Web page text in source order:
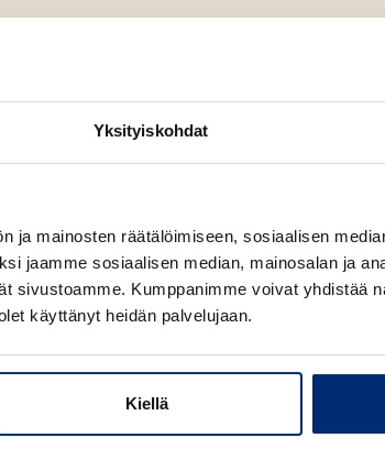
Yksityiskohdat
ja mainosten räätälöimiseen, sosiaalisen
jaamme sosiaalisen median, mainosalan ja
sivustoamme. Kumppanimme voivat yhdistää
käyttänyt heidän palvelujaan.
Kiellä
Lue näyte (pdf)
u
a
u
t
e
n
v